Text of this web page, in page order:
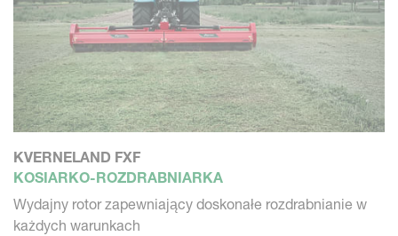
KVERNELAND FXF
KOSIARKO-ROZDRABNIARKA
Wydajny rotor zapewniający doskonałe rozdrabnianie w
każdych warunkach